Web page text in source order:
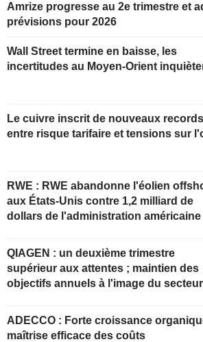
Amrize progresse au 2e trimestre et
prévisions pour 2026
Wall Street termine en baisse, les
incertitudes au Moyen-Orient
Le cuivre inscrit de nouveaux records
entre risque tarifaire et tensions sur
RWE : RWE abandonne l'éolien offshore
aux États-Unis contre 1,2 milliard de
dollars de l'administration américaine
QIAGEN : un deuxième trimestre
supérieur aux attentes ; maintien des
objectifs annuels à l'image du secteur
ADECCO : Forte croissance organique et
maîtrise efficace des coûts